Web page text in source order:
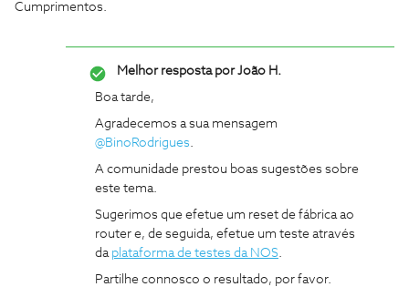
Cumprimentos.
Melhor resposta porJoão H.
Boa tarde,
Agradecemos a sua mensagem
@BinoRodrigues.
A comunidade prestou boas sugestões sobre
este tema.
Sugerimos que efetue um reset de fábrica ao
router e, de seguida, efetue um teste através
da plataforma de testes da NOS.
Partilhe connosco o resultado, por favor.